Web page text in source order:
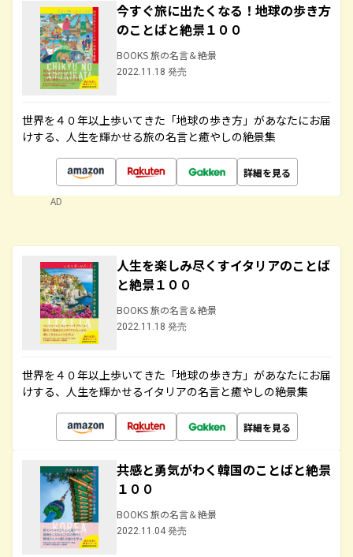
今すぐ旅に出たくなる！地球の歩き方
のことばと絶景１００
BOOKS 旅の名言＆絶景
2022.11.18 発売
世界を４０年以上歩いてきた「地球の歩き方」があなたにお届
けする、人生を輝かせる旅の名言と癒やしの絶景集
詳細を見る
AD
人生を楽しみ尽くすイタリアのことば
と絶景１００
BOOKS 旅の名言＆絶景
2022.11.18 発売
世界を４０年以上歩いてきた「地球の歩き方」があなたにお届
けする、人生を輝かせるイタリアの名言と癒やしの絶景集
詳細を見る
共感と勇気がわく韓国のことばと絶景
１００
BOOKS 旅の名言＆絶景
2022.11.04 発売